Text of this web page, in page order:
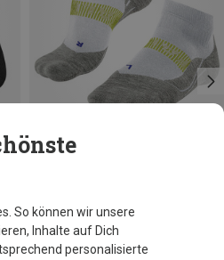
So können wir unsere
Inhalte auf Dich
personalisierte